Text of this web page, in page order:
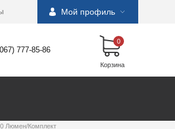
Мой профиль
777-85-86
0
Корзина
Люмен/Комплект